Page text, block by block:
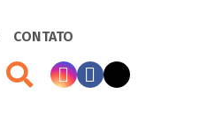
CONTATO